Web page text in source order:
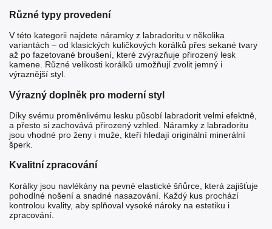
Různé typy provedení
V této kategorii najdete náramky z labradoritu v několika
variantách – od klasických kuličkových korálků přes sekané tvary
až po fazetované broušení, které zvýrazňuje přirozený lesk
kamene. Různé velikosti korálků umožňují zvolit jemný i
výraznější styl.
Výrazný doplněk pro moderní styl
Díky svému proměnlivému lesku působí labradorit velmi efektně,
a přesto si zachovává přirozený vzhled. Náramky z labradoritu
jsou vhodné pro ženy i muže, kteří hledají originální minerální
šperk.
Kvalitní zpracování
Korálky jsou navlékány na pevné elastické šňůrce, která zajišťuje
pohodlné nošení a snadné nasazování. Každý kus prochází
kontrolou kvality, aby splňoval vysoké nároky na estetiku i
zpracování.